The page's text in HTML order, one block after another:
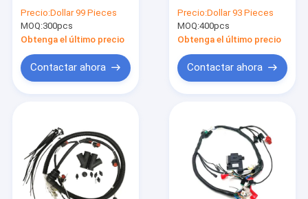
motocicleta CWH10
Precio:Dollar 99 Pieces
MOQ:300pcs
Obtenga el último precio
Contactar ahora
de la motocicleta
03G971033L
Precio:Dollar 93 Pieces
MOQ:400pcs
Obtenga el último precio
Contactar ahora